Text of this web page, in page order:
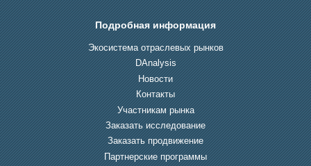
Подробная информация
Экосистема отраслевых рынков
DAnalysis
Новости
Контакты
Участникам рынка
Заказать исследование
Заказать продвижение
Партнерские программы